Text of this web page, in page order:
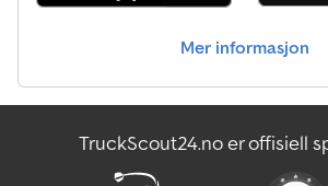
Mer informasjon
TruckScout24.no er offisiell